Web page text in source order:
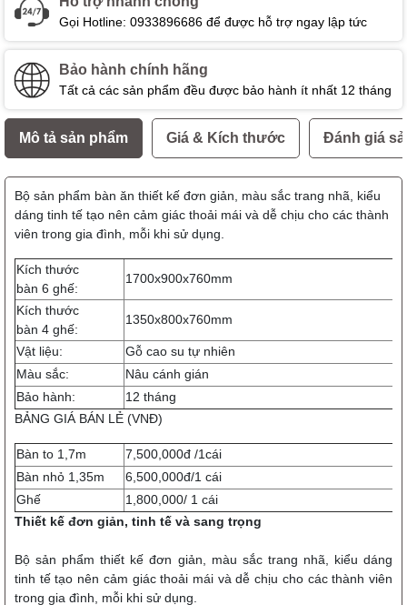
Gọi Hotline: 0933896686 để được hỗ trợ ngay lập tức
Bảo hành chính hãng
Tất cả các sản phẩm đều được bảo hành ít nhất 12 tháng
Mô tả sản phẩm Giá & Kích thước Đánh giá
Bộ sản phẩm bàn ăn thiết kế đơn giản, màu sắc trang nhã, kiểu
dáng tinh tế tạo nên cảm giác thoải mái và dễ chịu cho các thành
viên trong gia đình, mỗi khi sử dụng.
Kích thước
bàn 6 ghế:
1700x900x760mm
Kích thước
bàn 4 ghế:
1350x800x760mm
Vật liệu:
Gỗ cao su tự nhiên
Màu sắc:
Nâu cánh gián
Bảo hành:
12 tháng
BẢNG GIÁ BÁN LẺ (VNĐ)
Bàn to 1,7m
7,500,000đ /1cái
Bàn nhỏ 1,35m
6,500,000đ/1 cái
Ghế
1,800,000/ 1 cái
Thiết kế đơn giản, tinh tế và sang trọng
Bộ sản phẩm thiết kế đơn giản, màu sắc trang nhã, kiểu dáng
tinh tế tạo nên cảm giác thoải mái và dễ chịu cho các thành viên
trong gia đình, mỗi khi sử dụng.